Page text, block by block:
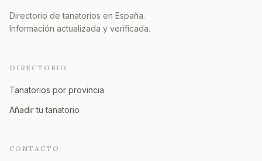
Directorio de tanatorios en España.
Información actualizada y verificada.
DIRECTORIO
Tanatorios por provincia
Añadir tu tanatorio
CONTACTO